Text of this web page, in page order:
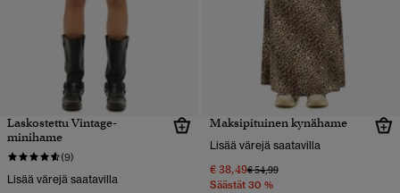
Laskostettu Vintage-
minihame
(9)
Lisää värejä saatavilla
Maksipituinen kynähame
Lisää värejä saatavilla
€ 38,49Hinta alennettu hinnasta
€ 54,99hintaan
Säästät 30 %